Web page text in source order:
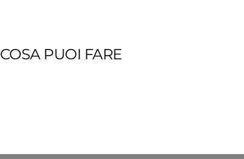
COSA PUOI FARE